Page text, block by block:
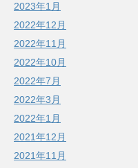
2023年1月
2022年12月
2022年11月
2022年10月
2022年7月
2022年3月
2022年1月
2021年12月
2021年11月